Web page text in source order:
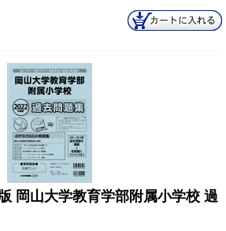
岡山大学教育学部附属小学校 過